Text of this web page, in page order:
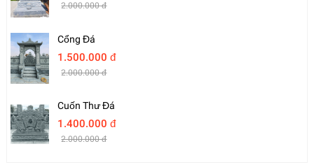
2.000.000 đ
Cổng Đá
1.500.000 đ
2.000.000 đ
Cuốn Thư Đá
1.400.000 đ
2.000.000 đ